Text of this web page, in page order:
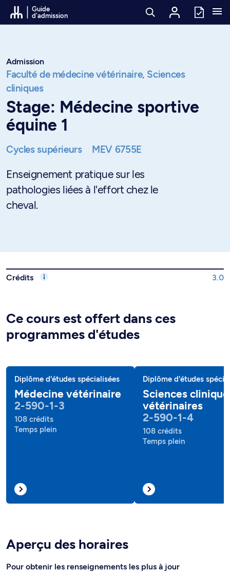
Passer au contenu
Guide
d'admission
Admission
Faculté de médecine vétérinaire, Sciences
cliniques
Stage: Médecine sportive
équine 1
Cycles supérieurs MEV 6755E
Enseignement pratique sur les
pathologies liées à l'effort chez le
cheval.
Crédits 3.0
Ce cours est offert dans ces
programmes d'études
Diplôme d'études spécialisées
Médecine vétérinaire
2-590-1-3
108 crédits
Temps plein
Diplôme d'études
Sciences
vétérinaires
2-590-1-4
108 crédits
Temps plein
Aperçu des horaires
Pour obtenir les renseignements les plus à jour